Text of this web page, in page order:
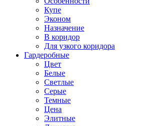
Купе
Эконом
Назначение
В коридор
Для узкого коридора
Гардеробные
Цвет
Белые
Светлые
Серые
Темные
Цена
Элитные